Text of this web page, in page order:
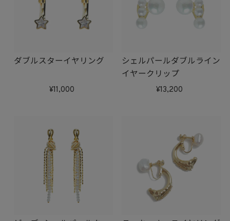
ダブルスターイヤリング
11,000
シェルパールダブルライン
イヤークリップ
13,200